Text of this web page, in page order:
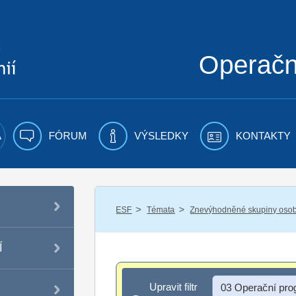
FÓRUM VÝSLEDKY KONTAKTY
ESF / Témata / Znevýhodněné skupiny
Upravit filtr
Upravit filtr 03 Operační